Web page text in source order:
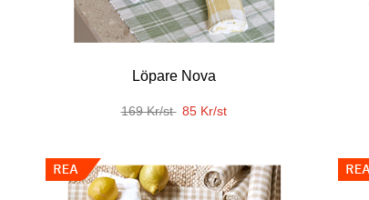
Löpare Nova
169 Kr/st 85 Kr/st